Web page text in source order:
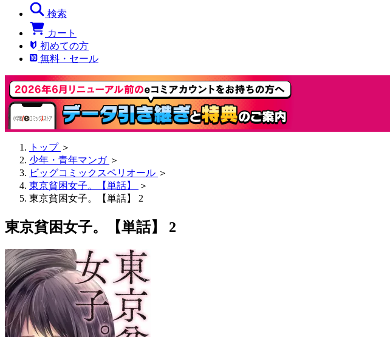
検索
カート
初めての方
無料・セール
トップ ＞
少年・青年マンガ ＞
ビッグコミックスペリオール ＞
東京貧困女子。【単話】
＞
東京貧困女子。【単話】 2
東京貧困女子。【単話】 2